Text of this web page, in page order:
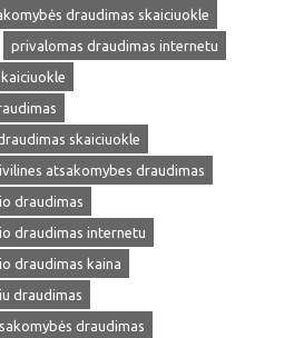
draudimas skaiciuokle
privalomas draudimas internetu
skaiciuokle
atsakomybes draudimas
draudimas
draudimas internetu
draudimas kaina
draudimas
draudimas